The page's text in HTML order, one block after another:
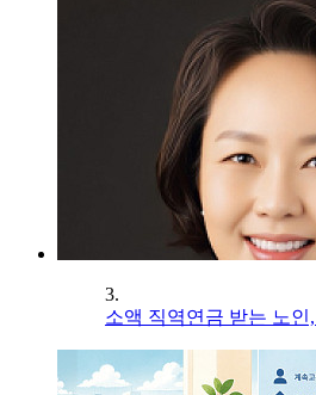
3.
소액 직역연금 받는 노